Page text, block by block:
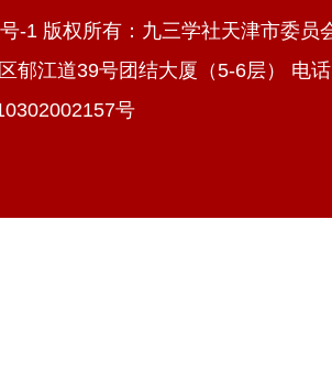
-1 版权所有：九三学社天津市委员
郁江道39号团结大厦（5-6层） 电
号